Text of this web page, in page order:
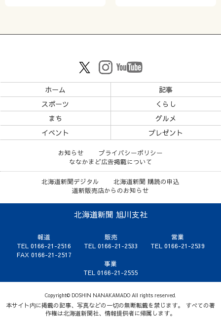
ホーム
記事
スポーツ
くらし
まち
グルメ
イベント
プレゼント
お知らせ
プライバシーポリシー
ななかまど広告掲載について
北海道新聞デジタル
北海道新聞 購読の申込
道新販売店からのお知らせ
北海道新聞 旭川支社
報道
TEL 0166-21-2516
FAX 0166-21-2517
販売
TEL 0166-21-2533
営業
TEL 0166-21-2539
事業
TEL 0166-21-2555
Copyright© DOSHIN NANAKAMADO All rights reserved.
本サイト内に掲載の記事、写真などの一切の無断転載を禁じます。 すべての著
作権は北海道新聞社、情報提供者に帰属します。